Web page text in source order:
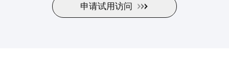
申请试用访问